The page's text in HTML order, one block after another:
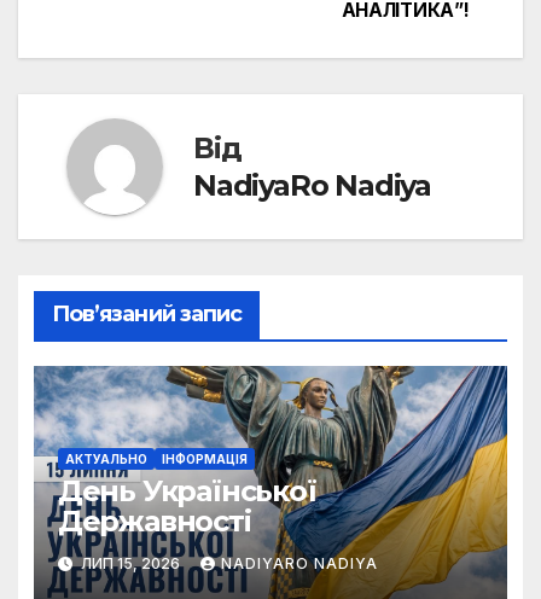
АНАЛІТИКА”!
Від
NadiyaRo Nadiya
Пов’язаний запис
АКТУАЛЬНО ІНФОРМАЦІЯ
День Української
Державності
ЛИП 15, 2026 NADIYARO NADIYA